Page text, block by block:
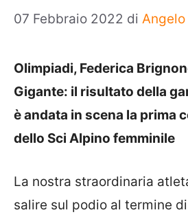
07 Febbraio 2022 di Angelo
Olimpiadi, Federica
Gigante: il risultato della
è andata in scena la prima
dello Sci Alpino femminile
La nostra straordinaria
salire sul podio al termine